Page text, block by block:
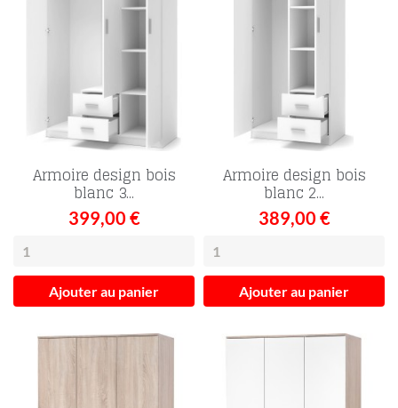
Armoire design bois
blanc 3...
399,00 €
Ajouter au panier
Armoire design bois
blanc 2...
389,00 €
Ajouter au panier